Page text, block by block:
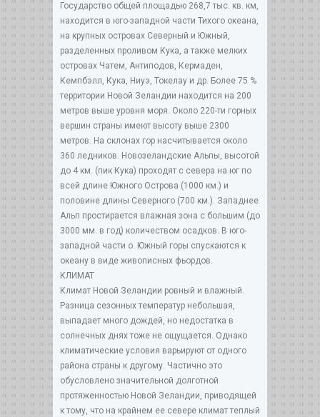
Государство общей площадью 268,7 тыс. кв. км,
находится в юго-западной части Тихого океана,
на крупных островах Северный и Южный,
разделенных проливом Кука, а также мелких
островах Чатем, Антиподов, Кермаден,
Кемпбэлл, Кука, Ниуэ, Токелау и др. Более 75 %
территории Новой Зеландии находится на 200
метров выше уровня моря. Около 220-ти горных
вершин страны имеют высоту выше 2300
метров. На склонах гор насчитывается около
360 ледников. Новозеландские Альпы, высотой
до 4 км. (пик Кука) проходят с севера на юг по
всей длине Южного Острова (1000 км.) и
половине длины Северного (700 км.). Западнее
Альп простирается влажная зона с большим (до
3000 мм. в год) количеством осадков. В юго-
западной части о. Южный горы спускаются к
океану в виде живописных фьордов.
КЛИМАТ
Климат Новой Зеландии ровный и влажный.
Разница сезонных температур небольшая,
выпадает много дождей, но недостатка в
солнечных днях тоже не ощущается. Однако
климатические условия варьируют от одного
района страны к другому. Частично это
обусловлено значительной долготной
протяженностью Новой Зеландии, приводящей
к тому, что на крайнем ее севере климат теплый